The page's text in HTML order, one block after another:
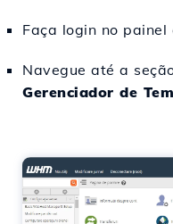
Faça login no
Navegue até a
Gerenciador de